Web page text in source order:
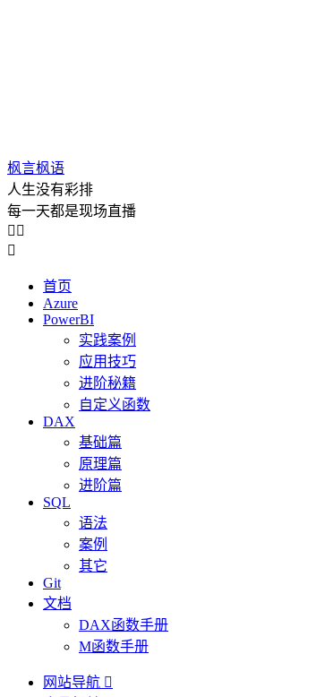
枫言枫语
人生没有彩排
每一天都是现场直播
 

首页
Azure
PowerBI
实践案例
应用技巧
进阶秘籍
自定义函数
DAX
基础篇
原理篇
进阶篇
SQL
语法
案例
其它
Git
文档
DAX函数手册
M函数手册
网站导航 